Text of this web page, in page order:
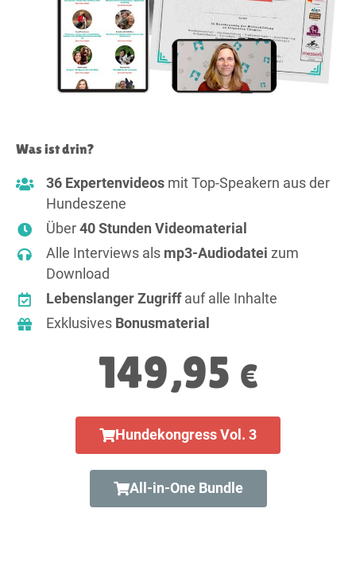
Was ist drin?
36 Expertenvideosmit Top-Speakern aus der
Hundeszene
Über 40 Stunden Videomaterial
Alle Interviews als mp3-Audiodatei zum
Download
Lebenslanger Zugriffauf alle Inhalte
Exklusives Bonusmaterial
149,95 €
Hundekongress Vol. 3
All-in-One Bundle